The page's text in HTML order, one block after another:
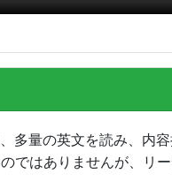
多量の英文を読み、内
ではありませんが、リ